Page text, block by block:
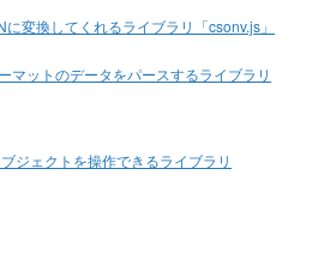
変換してくれるライブラリ「csonv.js」
マットのデータをパースするライブラリ
ジェクトを操作できるライブラリ